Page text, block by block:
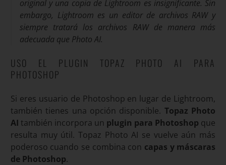
original y una copia de Lightroom es insignificante. Sin
embargo, Lightroom es un editor de archivos RAW y
siempre tratará los archivos RAW de manera más
adecuada que Photo AI.
USO EL PLUGIN TOPAZ PHOTO AI PARA
PHOTOSHOP
Si eres usuario de Photoshop en lugar de Lightroom,
también tienes una opción disponible. Topaz Photo
AI también incorpora un plugin para Photoshop que
resulta muy útil. Topaz Photo AI se vuelve aún más
poderoso cuando se combina con capas y máscaras
de Photoshop.